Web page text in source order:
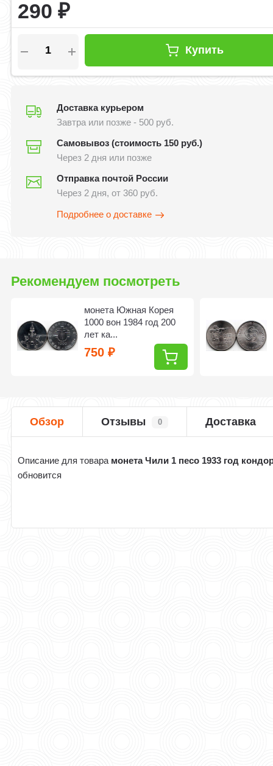
290₽
Купить
Доставка курьером
Завтра или позже - 500 руб.
Самовывоз (стоимость 150 руб.)
Через 2 дня или позже
Отправка почтой России
Через 2 дня, от 360 руб.
Подробнее о доставке
Рекомендуем посмотреть
монета Южная Корея
1000 вон 1984 год 200
лет ка...
750₽
Обзор Отзывы 0 Доставка
Описание для товара монета Чили 1 песо 1933 год
обновится